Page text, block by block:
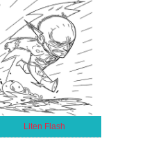
Liten Flash